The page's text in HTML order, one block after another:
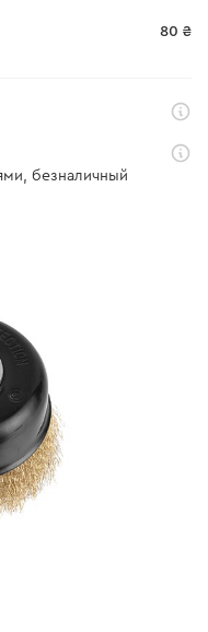
80 ₴
безналичный